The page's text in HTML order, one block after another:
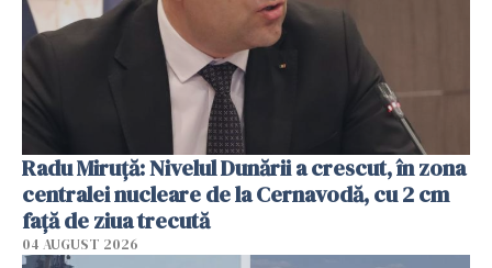
Radu Miruţă: Nivelul Dunării a crescut, în zona
centralei nucleare de la Cernavodă, cu 2 cm
faţă de ziua trecută
04 AUGUST 2026